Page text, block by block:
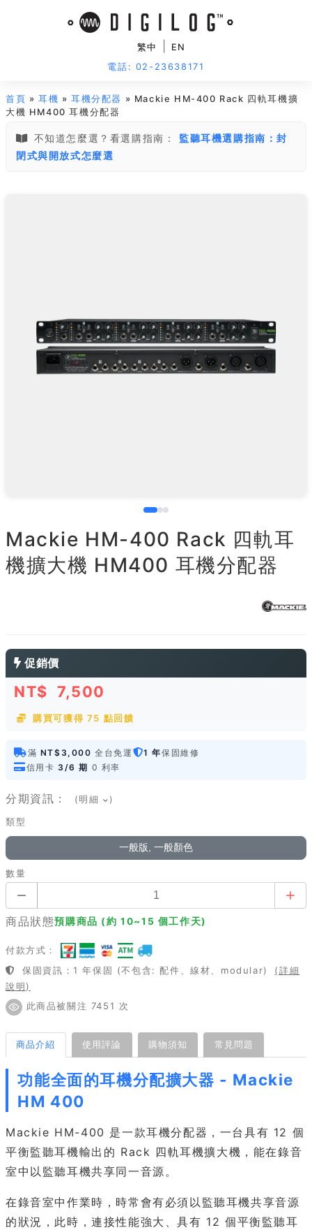
繁中
EN
電話: 02-23638171
首頁 »耳機 »耳機分配器 » Mackie HM-400 Rack 四軌耳機擴
大機 HM400 耳機分配器
不知道怎麼選？看選購指南：
監聽耳機選購指南：封
閉式與開放式怎麼選
Mackie HM-400 Rack 四軌耳
機擴大機 HM400 耳機分配器
促銷價
NT$ 7,500
購買可獲得 75 點回饋
滿 NT$3,000 全台免運 1 年保固維修
信用卡 3/6 期 0 利率
分期資訊： (明細 )
類型
一般版, 一般顏色
數量
商品狀態預購商品 (約 10~15 個工作天)
付款方式：
保固資訊：1 年保固 (不包含: 配件、線材、modular)
(詳細
說明)
此商品被關注 7451 次
商品介紹 使用評論 購物須知 常見問題
功能全面的耳機分配擴大器 - Mackie
HM 400
Mackie HM-400 是一款耳機分配器，一台具有 12 個
平衡監聽耳機輸出的 Rack 四軌耳機擴大機，能在錄音
室中以監聽耳機共享同一音源。
在錄音室中作業時，時常會有必須以監聽耳機共享音源
的狀況，此時，連接性能強大、具有 12 個平衡監聽耳